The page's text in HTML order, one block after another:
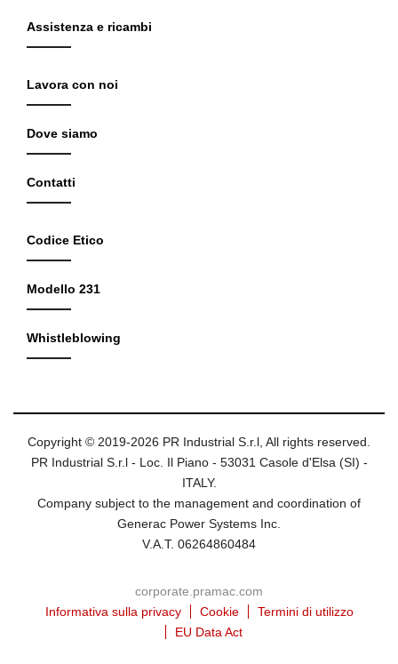
Assistenza e ricambi
Lavora con noi
Dove siamo
Contatti
Codice Etico
Modello 231
Whistleblowing
Copyright © 2019-2026 PR Industrial S.r.l, All rights reserved.
PR Industrial S.r.l - Loc. Il Piano - 53031 Casole d'Elsa (SI) -
ITALY.
Company subject to the management and coordination of
Generac Power Systems Inc.
V.A.T. 06264860484
corporate.pramac.com
Informativa sulla privacy
Cookie
Termini di utilizzo
EU Data Act